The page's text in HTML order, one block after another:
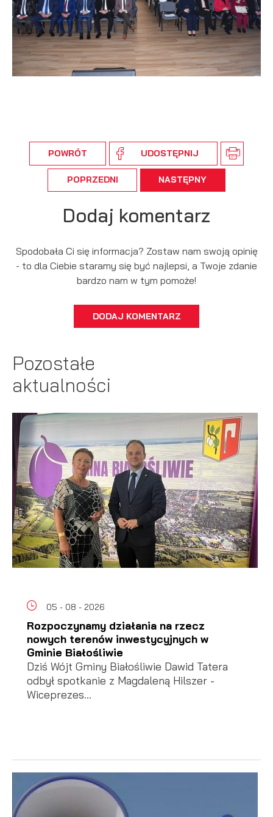
POWRÓT UDOSTĘPNIJ
POPRZEDNI NASTĘPNY
Dodaj komentarz
Spodobała Ci się informacja? Zostaw nam swoją opinię
- to dla Ciebie staramy się być najlepsi, a Twoje zdanie
bardzo nam w tym pomoże!
DODAJ KOMENTARZ
Pozostałe
aktualności
05 - 08 - 2026
Rozpoczynamy działania na rzecz
nowych terenów inwestycyjnych w
Gminie Białośliwie
Dziś Wójt Gminy Białośliwie Dawid Tatera
odbył spotkanie z Magdaleną Hilszer -
Wiceprezes...